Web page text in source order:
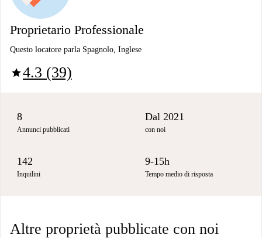
Proprietario Professionale
Questo locatore parla Spagnolo, Inglese
star4.3 (39)
8
Annunci pubblicati
Dal 2021
con noi
142
Inquilini
9-15h
Tempo medio di risposta
Altre proprietà pubblicate con noi